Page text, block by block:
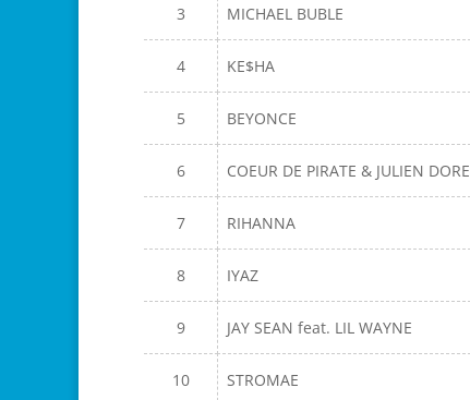
3 MICHAEL BUBLE
4 KE$HA
5 BEYONCE
6 COEUR DE PIRATE & JULIEN DORE
7 RIHANNA
8 IYAZ
9 JAY SEAN feat. LIL WAYNE
10 STROMAE